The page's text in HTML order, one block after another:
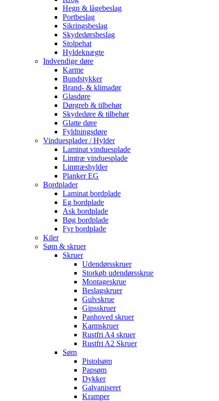
Hegn & lågebeslag
Portbeslag
Sikringsbeslag
Skydedørsbeslag
Stolpehat
Hyldeknægte
Indvendige døre
Karme
Bundstykker
Brand- & klimadør
Glasdøre
Dørgreb & tilbehør
Skydedøre & tilbehør
Glatte døre
Fyldningsdøre
Vinduesplader / Hylder
Laminat vinduesplade
Limtræ vinduesplade
Limtræshylder
Planker EG
Bordplader
Laminat bordplade
Eg bordplade
Ask bordplade
Bøg bordplade
Fyr bordplade
Kiler
Søm & skruer
Skruer
Udendørsskruer
Storkøb udendørsskrue
Montageskrue
Beslagskruer
Gulvskrue
Gipsskruer
Panhoved skruer
Karmskruer
Rustfri A4 skruer
Rustfri A2 Skruer
Søm
Pistolsøm
Papsøm
Dykker
Galvaniseret
Kramper